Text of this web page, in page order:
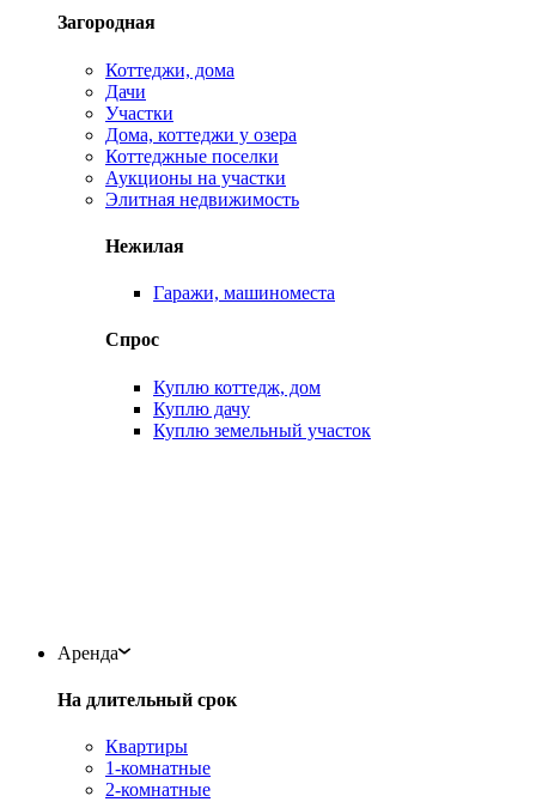
Загородная
Коттеджи, дома
Дачи
Участки
Дома, коттеджи у озера
Коттеджные поселки
Аукционы на участки
Элитная недвижимость
Нежилая
Гаражи, машиноместа
Спрос
Куплю коттедж, дом
Куплю дачу
Куплю земельный участок
Аренда
На длительный срок
Квартиры
1-комнатные
2-комнатные